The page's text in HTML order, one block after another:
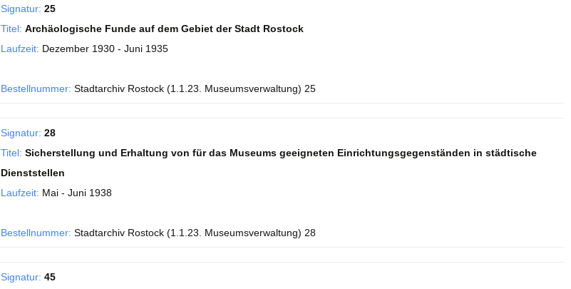
Signatur: 25
Titel: Archäologische Funde auf dem Gebiet der Stadt Rostock
Laufzeit: Dezember 1930 - Juni 1935
Bestellnummer: Stadtarchiv Rostock (1.1.23. Museumsverwaltung) 25
Signatur: 28
Titel: Sicherstellung und Erhaltung von für das Museums geeigneten Einrichtungsgegenständen in städtische
Dienststellen
Laufzeit: Mai - Juni 1938
Bestellnummer: Stadtarchiv Rostock (1.1.23. Museumsverwaltung) 28
Signatur: 45